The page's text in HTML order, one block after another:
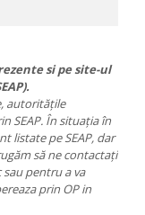
si pe site-ul
autoritățile
SEAP. În situația în
listate pe SEAP, dar
să ne contactați
pentru a va
prin OP in